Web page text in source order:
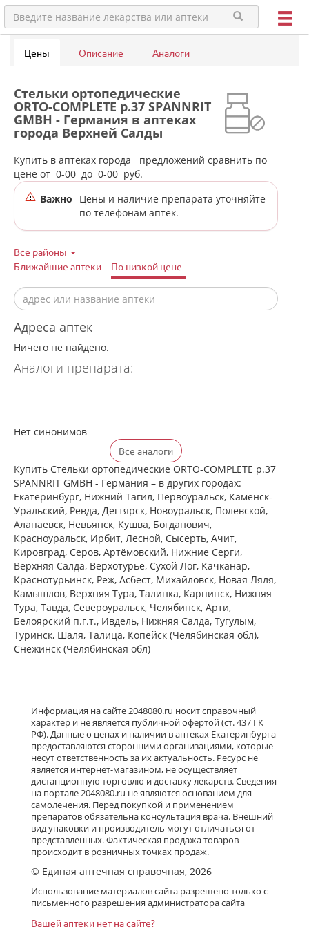
Цены Описание Аналоги
Стельки ортопедические
ORTO-COMPLETE р.37 SPANNRIT
GMBH - Германия в аптеках
города Верхней Салды
Купить в аптеках города
предложений сравнить по
цене от 0-00 до 0-00 руб.
Важно
Цены и наличие препарата уточняйте
по телефонам аптек.
Все районы
Ближайшие аптеки
По низкой цене
Адреса аптек
Ничего не найдено.
Аналоги препарата:
Нет синонимов
Все аналоги
Купить Стельки ортопедические ORTO-COMPLETE р.37
SPANNRIT GMBH - Германия – в других городах:
Екатеринбург, Нижний Тагил, Первоуральск, Каменск-
Уральский, Ревда, Дегтярск, Новоуральск, Полевской,
Алапаевск, Невьянск, Кушва, Богданович,
Красноуральск, Ирбит, Лесной, Сысерть, Ачит,
Кировград, Серов, Артёмовский, Нижние Cерги,
Верхняя Салда, Верхотурье, Сухой Лог, Качканар,
Краснотурьинск, Реж, Асбест, Михайловск, Новая Ляля,
Камышлов, Верхняя Тура, Талинка, Карпинск, Нижняя
Тура, Тавда, Североуральск, Челябинск, Арти,
Белоярский п.г.т., Ивдель, Нижняя Салда, Тугулым,
Туринск, Шаля, Талица, Копейск (Челябинская обл),
Снежинск (Челябинская обл)
Информация на сайте 2048080.ru носит справочный
характер и не является публичной офертой (ст. 437 ГК
РФ). Данные о ценах и наличии в аптеках Екатеринбурга
предоставляются сторонними организациями, которые
несут ответственность за их актуальность. Ресурс не
является интернет-магазином, не осуществляет
дистанционную торговлю и доставку лекарств. Сведения
на портале 2048080.ru не являются основанием для
самолечения. Перед покупкой и применением
препаратов обязательна консультация врача. Внешний
вид упаковки и производитель могут отличаться от
представленных. Фактическая продажа товаров
происходит в розничных точках продаж.
© Единая аптечная справочная, 2026
Использование материалов сайта разрешено только с
письменного разрешения администратора сайта
Вашей аптеки нет на сайте?